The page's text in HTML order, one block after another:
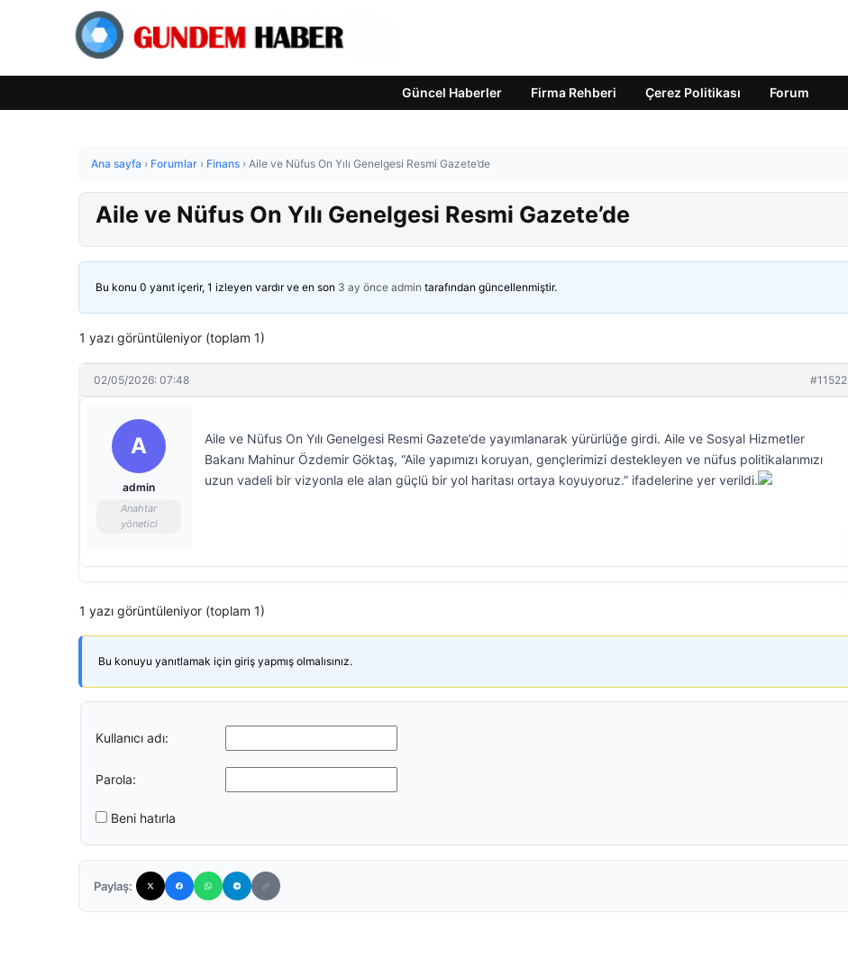
Güncel Haberler Firma Rehberi Çerez Politikası Forum
Ana sayfa › Forumlar › Finans › Aile ve Nüfus On Yılı Genelgesi Resmi Gazete’de
Aile ve Nüfus On Yılı Genelgesi Resmi Gazete’de
Bu konu 0 yanıt içerir, 1 izleyen vardır ve en son 3 ay önce admin tarafından güncellenmiştir.
1 yazı görüntüleniyor (toplam 1)
02/05/2026: 07:48 #11522
A
admin
Anahtar
yönetici
Aile ve Nüfus On Yılı Genelgesi Resmi Gazete’de yayımlanarak yürürlüğe girdi. Aile ve Sosyal Hizmetler
Bakanı Mahinur Özdemir Göktaş, “Aile yapımızı koruyan, gençlerimizi destekleyen ve nüfus politikalarımızı
uzun vadeli bir vizyonla ele alan güçlü bir yol haritası ortaya koyuyoruz.” ifadelerine yer verildi.
1 yazı görüntüleniyor (toplam 1)
Bu konuyu yanıtlamak için giriş yapmış olmalısınız.
Kullanıcı adı:
Parola:
Beni hatırla
Paylaş: